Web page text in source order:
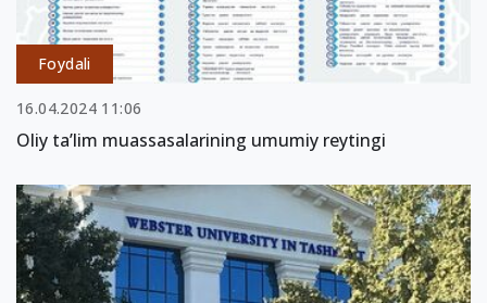
Foydali
16.04.2024 11:06
Oliy taʼlim muassasalarining umumiy reytingi